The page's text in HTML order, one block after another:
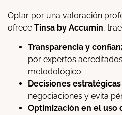
Optar por una valoración
ofrece Tinsa by Accumin,
Transparencia y
por expertos
metodológico.
Decisiones
negociaciones y evita
Optimización en el uso